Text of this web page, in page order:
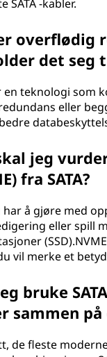
SATA -kabler.
overflødig
det seg
en teknologi som
eller
jeg
fra SATA?
har å gjøre med
eller spill
vil merke et
bruke
sammen
de fleste